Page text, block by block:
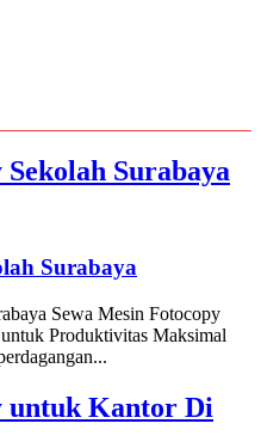
Surabaya
Surabaya
Sewa Mesin Fotocopy
Produktivitas Maksimal
untuk Kantor Di